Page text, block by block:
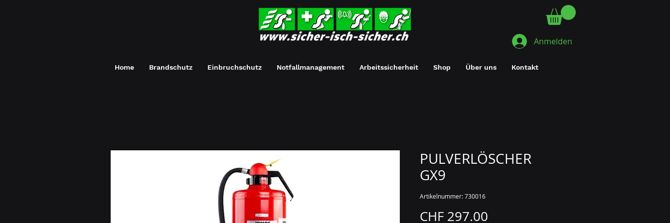
Anmelden
Home Brandschutz Einbruchschutz Notfallmanagement Arbeitssicherheit Shop Über uns Kontakt
PULVERLÖSCHER
GX9
Artikelnummer: 730016
CHF 297.00